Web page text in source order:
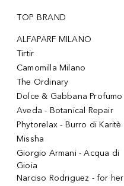
TOP BRAND
ALFAPARF MILANO
Tirtir
Camomilla Milano
The Ordinary
Dolce & Gabbana Profumo
Aveda - Botanical Repair
Phytorelax - Burro di Karitè
Missha
Giorgio Armani - Acqua di
Gioia
Narciso Rodriguez - for her